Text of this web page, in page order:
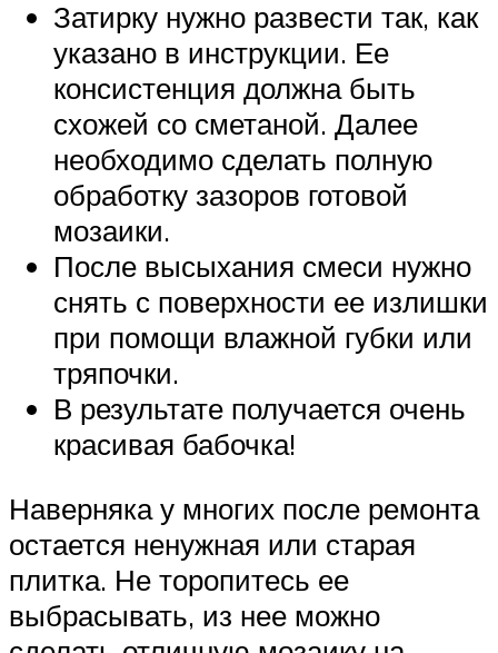
Затирку нужно развести так, как
указано в инструкции. Ее
консистенция должна быть
схожей со сметаной. Далее
необходимо сделать полную
обработку зазоров готовой
мозаики.
После высыхания смеси нужно
снять с поверхности ее излишки
при помощи влажной губки или
тряпочки.
В результате получается очень
красивая бабочка!
Наверняка у многих после ремонта
остается ненужная или старая
плитка. Не торопитесь ее
выбрасывать, из нее можно